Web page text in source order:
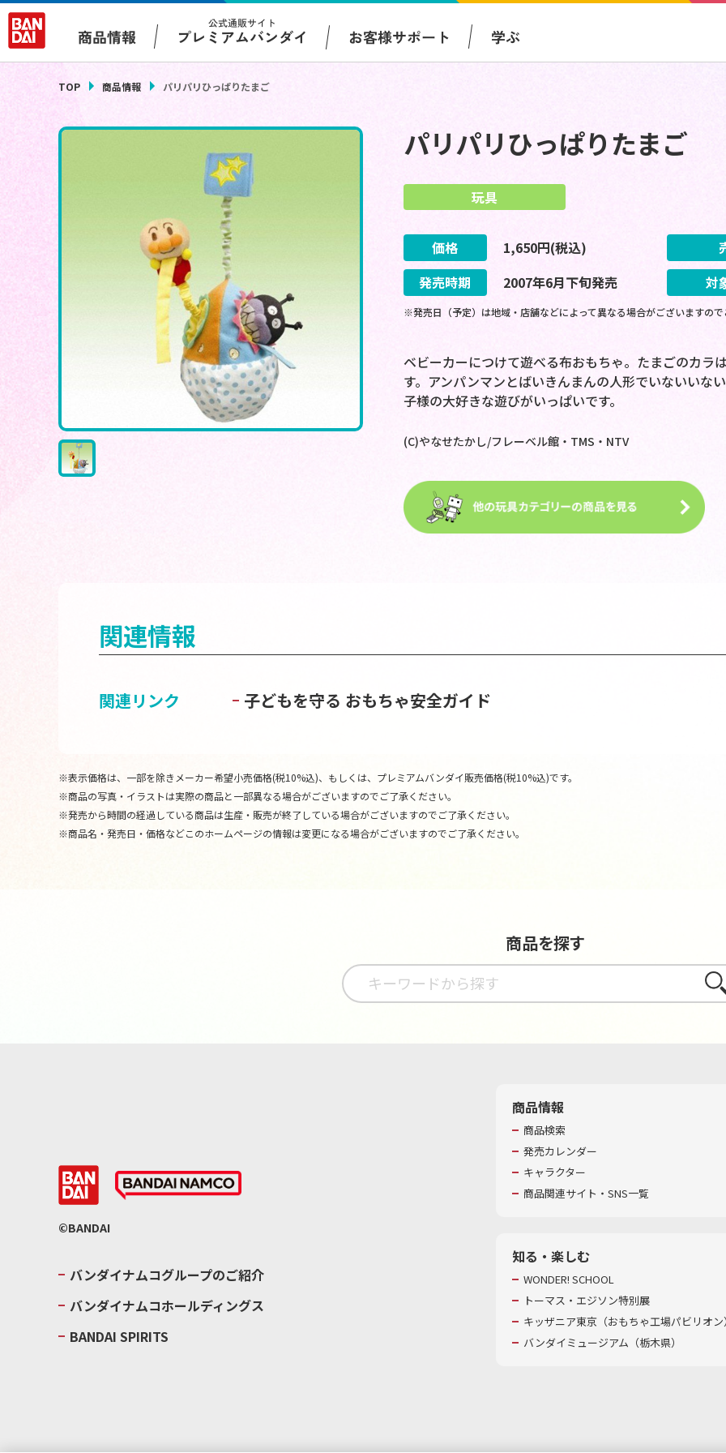
商品情報
公式通販サイト
プレミアムバンダイ お客様サポート 学ぶ
TOP 商品情報 パリパリひっぱりたまご
パリパリひっぱりたまご
玩具
価格 1,650円(税込)
発売時期
2007年6月下旬発売 対
※発売日（予定）は地域・店舗などによって異なる場合がございますの
ベビーカーにつけて遊べる布おもちゃ。たまごのカラ
す。アンパンマンとばいきんまんの人形でいないいな
子様の大好きな遊びがいっぱいです。
(C)やなせたかし/フレーベル館・TMS・NTV
関連情報
関連リンク 子どもを守る おもちゃ安全ガイド
※表示価格は、一部を除きメーカー希望小売価格(税10%込)、もしくは、プレミアムバンダイ販売価格(税10%込)です。
※商品の写真・イラストは実際の商品と一部異なる場合がございますのでご了承ください。
※発売から時間の経過している商品は生産・販売が終了している場合がございますのでご了承ください。
※商品名・発売日・価格などこのホームページの情報は変更になる場合がございますのでご了承ください。
商品を探す
さが
©BANDAI
バンダイナムコグループのご紹介
バンダイナムコホールディングス
BANDAI SPIRITS
商品情報
商品検索
発売カレンダー
キャラクター
商品関連サイト・SNS一覧
知る・楽しむ
WONDER! SCHOOL
トーマス・エジソン特別展
キッザニア東京（おもちゃ工場パビリオ
バンダイミュージアム（栃木県）